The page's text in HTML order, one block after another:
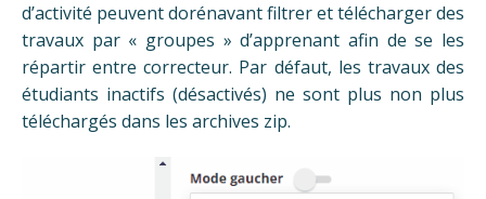
d’activité peuvent dorénavant filtrer et télécharger des
travaux par « groupes » d’apprenant afin de se les
répartir entre correcteur. Par défaut, les travaux des
étudiants inactifs (désactivés) ne sont plus non plus
téléchargés dans les archives zip.